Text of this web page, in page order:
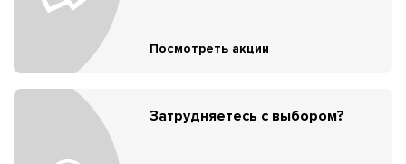
Посмотреть акции
Затрудняетесь с выбором?